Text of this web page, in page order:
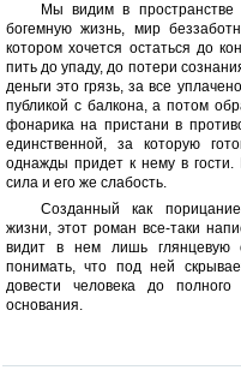
Мы видим в пространстве
богемную жизнь, мир
котором хочется остаться до
пить до упаду, до потери
деньги это грязь, за все
публикой с балкона, а потом
фонарика на пристани в
единственной, за которую
однажды придет к нему в
сила и его же слабость.
Созданный как
жизни, этот роман все-таки
видит в нем лишь глянцевую
понимать, что под ней
довести человека до
основания.